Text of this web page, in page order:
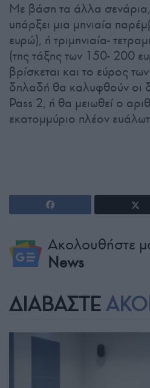
Με βάση τα άλλα
υπάρξει μια μηνιαία
ευρώ), ή τριμηνιαία-
(της τάξης των 150- 200
βρίσκεται και το εύρος
δηλαδή θα καλυφθούν οι
Pass 2, ή θα μειωθεί ο
εκατομμύριο πλέον
Ακολουθήστε
News
ΔΙΑΒΑΣΤΕ